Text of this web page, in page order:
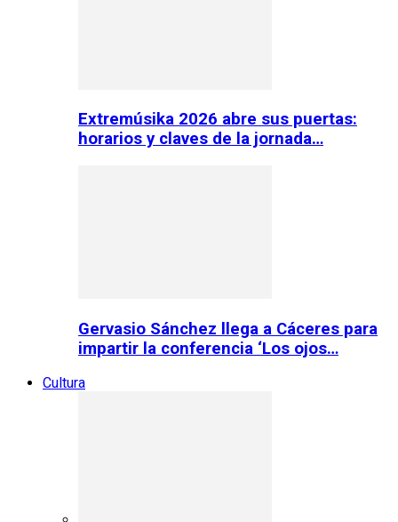
Extremúsika 2026 abre sus puertas:
horarios y claves de la jornada…
Gervasio Sánchez llega a Cáceres para
impartir la conferencia ‘Los ojos…
Cultura